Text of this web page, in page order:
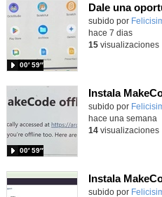
Contenido
subido por
00′ 59″
hace 7 dias
15visualizaciones
Contenido
subido por
00′ 59″
hace una semana
14visualizaciones
Contenido
subido por